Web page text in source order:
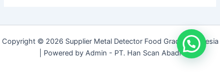
Copyright © 2026 Supplier Metal Detector Food Grade Indonesia
| Powered by Admin - PT. Han Scan Abadi